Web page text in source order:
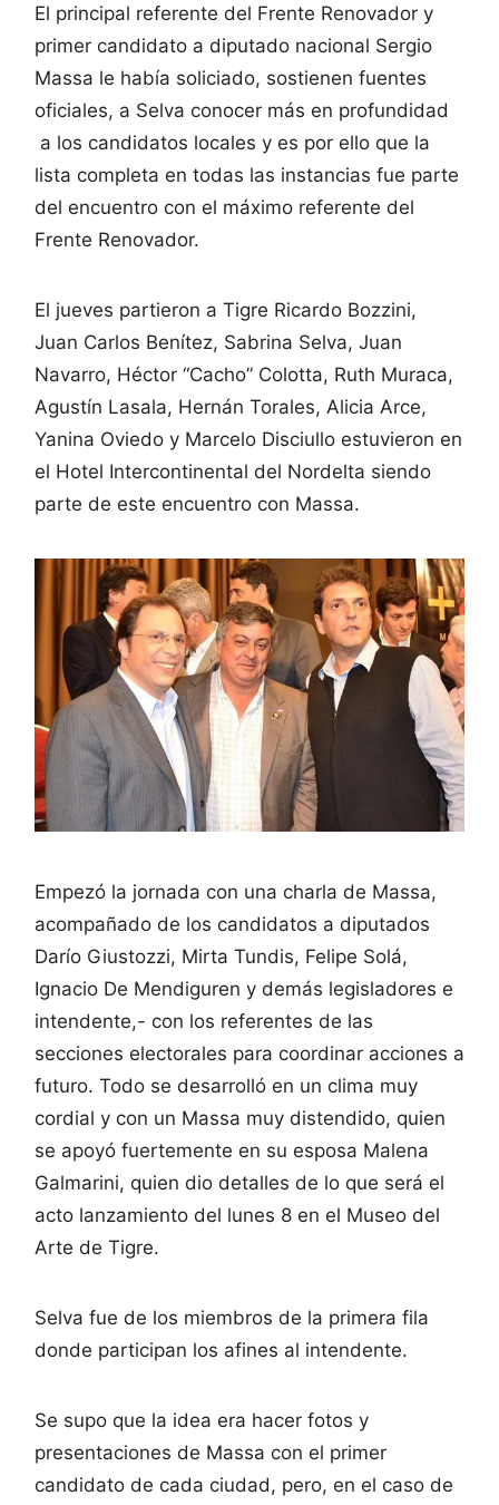
El principal referente del Frente Renovador y
primer candidato a diputado nacional Sergio
Massa le había soliciado, sostienen fuentes
oficiales, a Selva conocer más en profundidad
a los candidatos locales y es por ello que la
lista completa en todas las instancias fue parte
del encuentro con el máximo referente del
Frente Renovador.
El jueves partieron a Tigre Ricardo Bozzini,
Juan Carlos Benítez, Sabrina Selva, Juan
Navarro, Héctor “Cacho” Colotta, Ruth Muraca,
Agustín Lasala, Hernán Torales, Alicia Arce,
Yanina Oviedo y Marcelo Disciullo estuvieron en
el Hotel Intercontinental del Nordelta siendo
parte de este encuentro con Massa.
Empezó la jornada con una charla de Massa,
acompañado de los candidatos a diputados
Darío Giustozzi, Mirta Tundis, Felipe Solá,
Ignacio De Mendiguren y demás legisladores e
intendente,- con los referentes de las
secciones electorales para coordinar acciones a
futuro. Todo se desarrolló en un clima muy
cordial y con un Massa muy distendido, quien
se apoyó fuertemente en su esposa Malena
Galmarini, quien dio detalles de lo que será el
acto lanzamiento del lunes 8 en el Museo del
Arte de Tigre.
Selva fue de los miembros de la primera fila
donde participan los afines al intendente.
Se supo que la idea era hacer fotos y
presentaciones de Massa con el primer
candidato de cada ciudad, pero, en el caso de